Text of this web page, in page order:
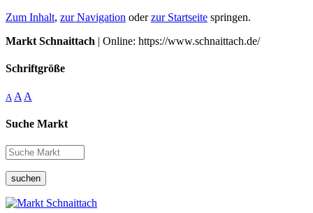
Zum Inhalt, zur Navigation oderzur Startseite springen.
Markt Schnaittach | Online: https://www.schnaittach.de/
Schriftgröße
A A A
Suche Markt
suchen